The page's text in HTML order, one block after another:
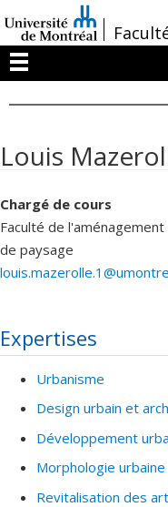
au
contenu
/
Menu
Louis
Chargé de cours
Faculté de
de paysage
Expertises
Urbanisme
Design urbain et
Développement
Morphologie urbaine
Revitalisation des